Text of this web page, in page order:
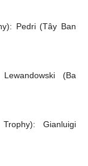
Pedri (Tây Ban
(Ba
Gianluigi